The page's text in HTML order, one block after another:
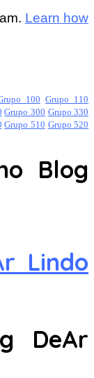
Learn how
100 Grupo 110
Grupo 300 Grupo 330
Grupo 510 Grupo 520
Blog
Lindo
DeAr